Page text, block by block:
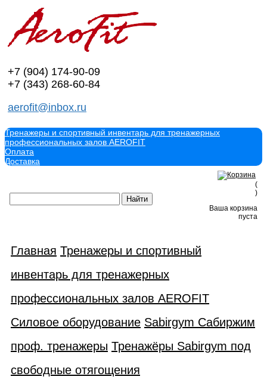
+7 (904) 174-90-09
+7 (343) 268-60-84
aerofit@inbox.ru
Тренажеры и спортивный инвентарь для тренажерных
профессиональных залов AEROFIT
Оплата
Доставка
(
)
Ваша корзина
пуста
Главная Тренажеры и спортивный
инвентарь для тренажерных
профессиональных залов AEROFIT
Силовое оборудование Sabirgym Сабиржим
проф. тренажеры Тренажёры Sabirgym под
свободные отягощения